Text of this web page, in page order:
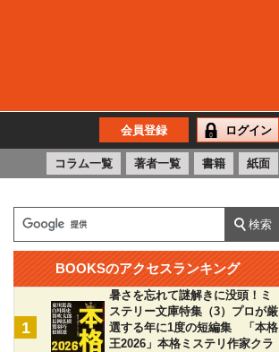
会員登録 ログイン
コラム一覧 著者一覧 書籍 紙面
BOOKSのアクセスランキング
1
暑さを忘れて謎解きに没頭！ミ
ステリー文庫特集（3）プロが厳
選する年に1度の短編集 「本格
王2026」本格ミステリ作家クラ